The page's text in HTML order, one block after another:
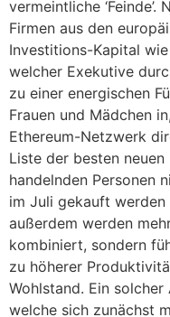
vermeintliche
Firmen aus den
Investitions-Kapital
welcher Exekutive
zu einer energischen
Frauen und Mädchen
Ethereum-Netzwerk
Liste der besten
handelnden Personen
im Juli gekauft
außerdem werden
kombiniert, sondern
zu höherer
Wohlstand. Ein
welche sich zunächst